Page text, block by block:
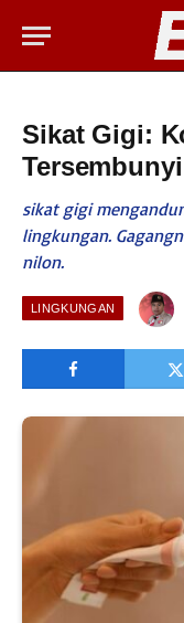
Sikat Gigi:
sikat gigi
lingkungan.
nilon.
LINGKUNGAN